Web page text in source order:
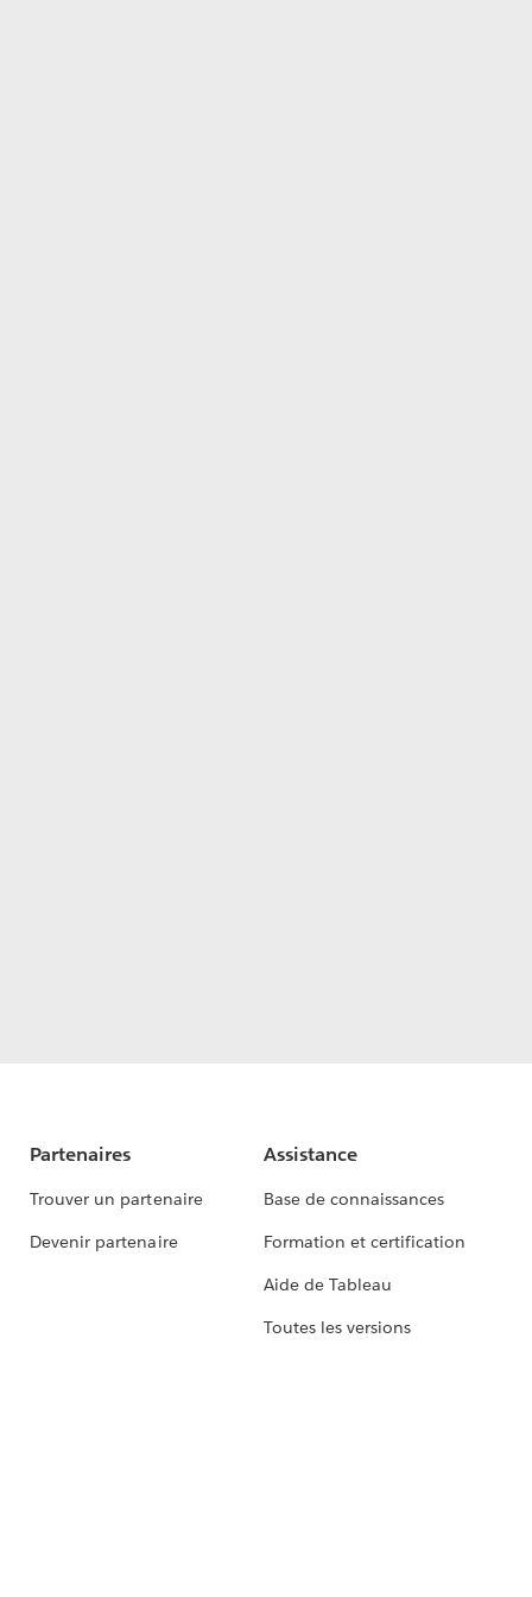
Partenaires
Trouver un partenaire
Devenir partenaire
Assistance
Base de connaissances
Formation et certification
Aide de Tableau
Toutes les versions